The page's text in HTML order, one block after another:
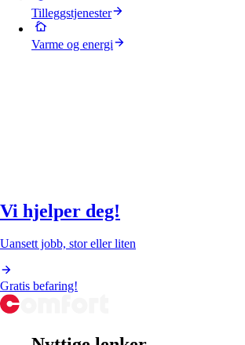
Tilleggstjenester
Varme og energi
Vi hjelper deg!
Uansett jobb, stor eller liten
Gratis befaring!